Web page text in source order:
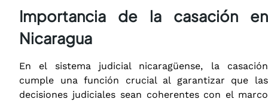
Importancia de la casación en
Nicaragua
En el sistema judicial nicaragüense, la casación
cumple una función crucial al garantizar que las
decisiones judiciales sean coherentes con el marco